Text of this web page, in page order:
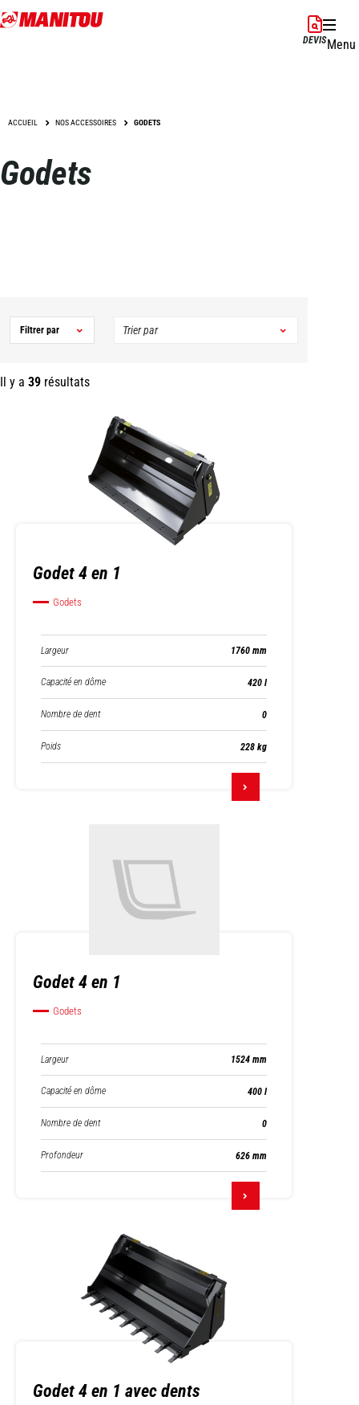
Aller
au
DEVISMenu
ACCUEIL NOS ACCESSOIRES GODETS
Godets
Il y a 39 résultats
Filtrer par
Godet 4 en 1
Godets
Largeur 1760 mm
Capacité en dôme 420 l
Nombre de dent 0
Poids 228 kg
Godet 4 en 1
Godets
Largeur 1524 mm
Capacité en dôme 400 l
Nombre de dent 0
Profondeur 626 mm
Godet 4 en 1 avec dents